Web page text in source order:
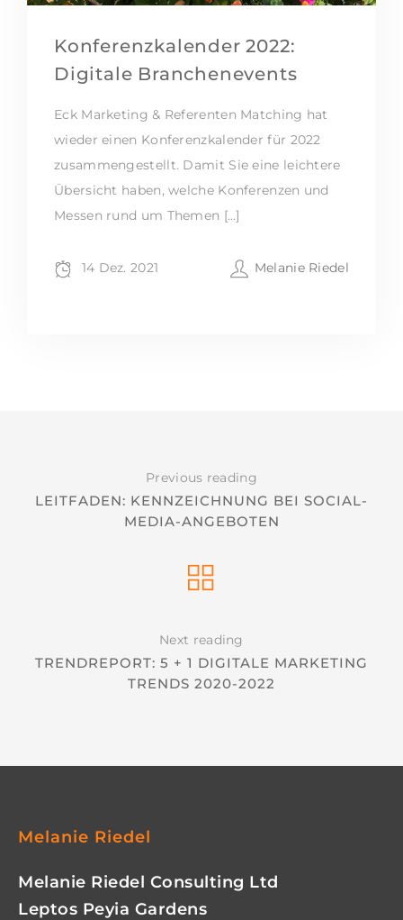
Konferenzkalender 2022:
Digitale Branchenevents
Eck Marketing & Referenten Matching hat
wieder einen Konferenzkalender für 2022
zusammengestellt. Damit Sie eine leichtere
Übersicht haben, welche Konferenzen und
Messen rund um Themen […]
14 Dez. 2021 Melanie Riedel
Previous reading
LEITFADEN: KENNZEICHNUNG BEI SOCIAL-
MEDIA-ANGEBOTEN
Next reading
TRENDREPORT: 5 + 1 DIGITALE MARKETING
TRENDS 2020-2022
Melanie Riedel
Melanie Riedel Consulting Ltd
Leptos Peyia Gardens